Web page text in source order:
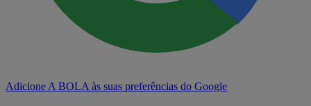
Adicione A BOLA às suas preferências do Google